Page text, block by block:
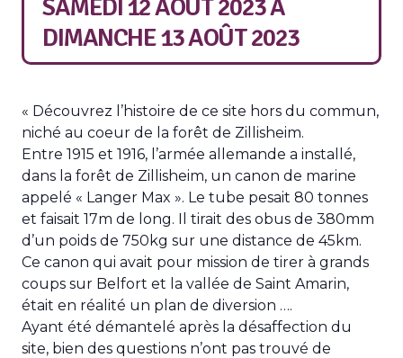
SAMEDI 12 AOÛT 2023À
DIMANCHE 13 AOÛT 2023
« Découvrez l’histoire de ce site hors du commun,
niché au coeur de la forêt de Zillisheim.
Entre 1915 et 1916, l’armée allemande a installé,
dans la forêt de Zillisheim, un canon de marine
appelé « Langer Max ». Le tube pesait 80 tonnes
et faisait 17m de long. Il tirait des obus de 380mm
d’un poids de 750kg sur une distance de 45km.
Ce canon qui avait pour mission de tirer à grands
coups sur Belfort et la vallée de Saint Amarin,
était en réalité un plan de diversion ….
Ayant été démantelé après la désaffection du
site, bien des questions n’ont pas trouvé de